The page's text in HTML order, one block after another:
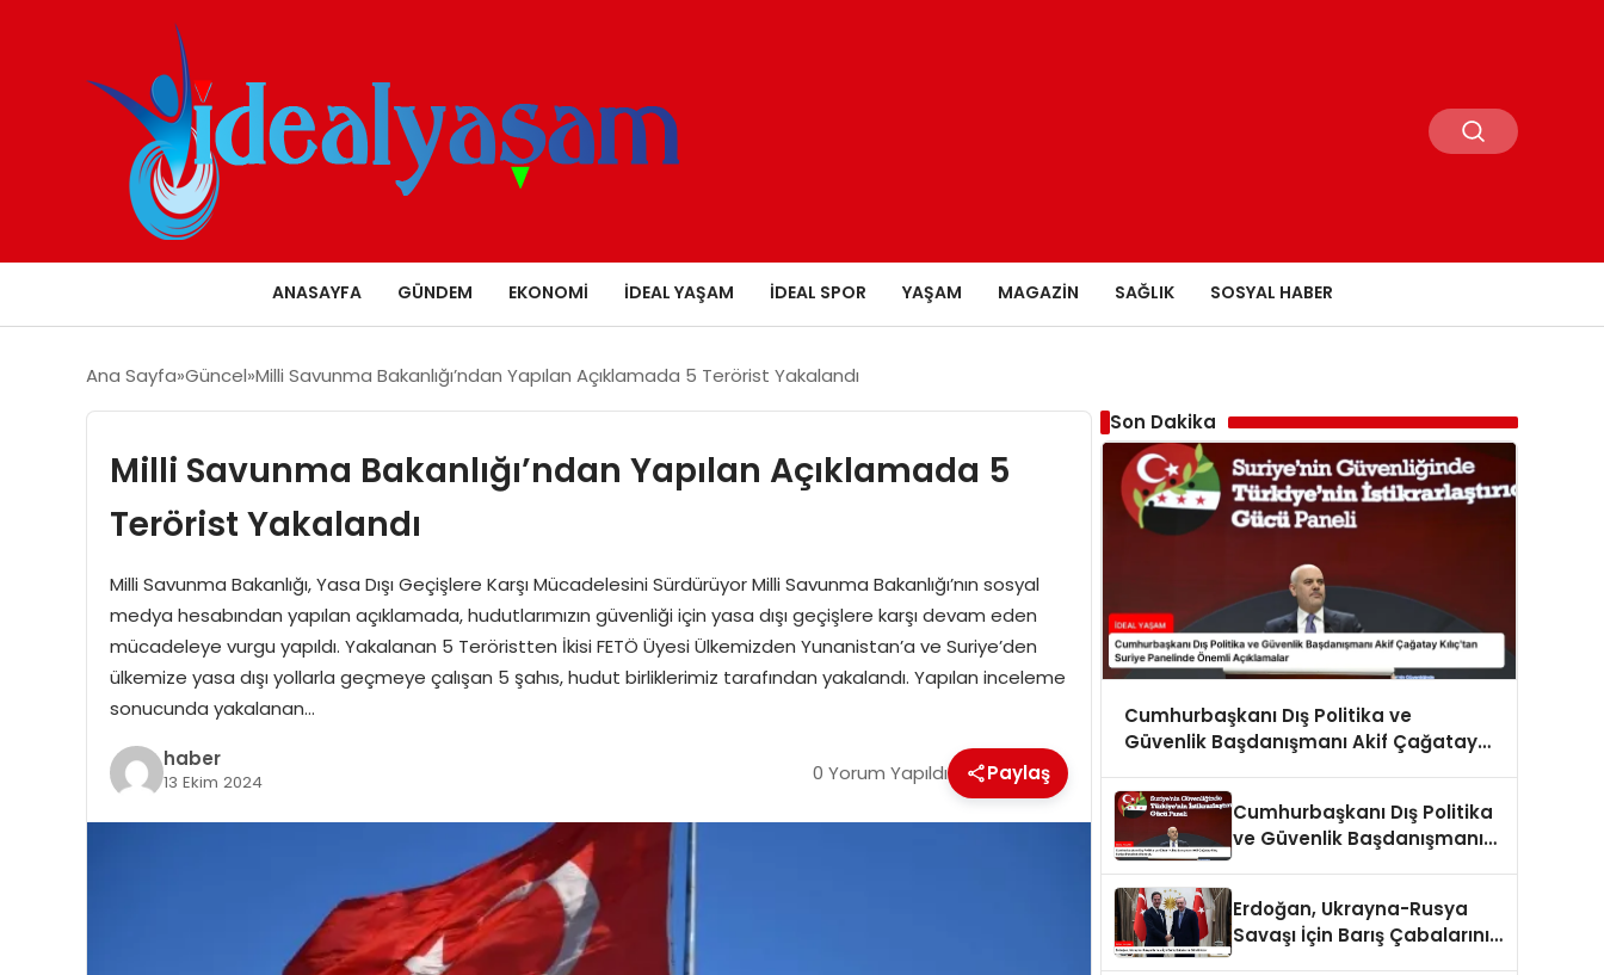
ANASAYFA GÜNDEM EKONOMI İDEAL YAŞAM İDEAL SPOR YAŞAM MAGAZIN SAĞLIK SOSYAL HABER
Ana Sayfa Güncel Milli Savunma Bakanlığı’ndan Yapılan Açıklamada 5 Terörist Yakalandı
Milli Savunma Bakanlığı’ndan Yapılan Açıklamada 5
Terörist Yakalandı
Milli Savunma Bakanlığı, Yasa Dışı Geçişlere Karşı Mücadelesini Sürdürüyor Milli Savunma Bakanlığı’nın sosyal
medya hesabından yapılan açıklamada, hudutlarımızın güvenliği için yasa dışı geçişlere karşı devam eden
mücadeleye vurgu yapıldı. Yakalanan 5 Teröristten İkisi FETÖ Üyesi Ülkemizden Yunanistan’a ve Suriye’den
ülkemize yasa dışı yollarla geçmeye çalışan 5 şahıs, hudut birliklerimiz tarafından yakalandı. Yapılan inceleme
sonucunda yakalanan…
haber
13 Ekim 2024 0 Yorum Yapıldı Paylaş
Son Dakika
Cumhurbaşkanı Dış Politika ve
Güvenlik Başdanışmanı Akif Çağatay
Açıklamalar
Cumhurbaşkanı Dış Politika
ve Güvenlik Başdanışmanı
Erdoğan, Ukrayna-Rusya
Savaşı İçin Barış Çabalarını